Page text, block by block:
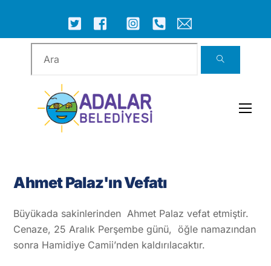
content
ICON
LABEL
ICON
LABEL
ICON
ICON
LABEL
ICON
LABEL
ICON
LABEL
Ahmet Palaz'ın Vefatı
Büyükada sakinlerinden Ahmet Palaz vefat etmiştir.
Cenaze, 25 Aralık Perşembe günü, öğle namazından
sonra Hamidiye Camii’nden kaldırılacaktır.